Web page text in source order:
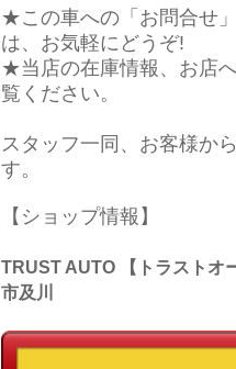
★この車への「お問合せ
は、お気軽にどうぞ!
★当店の在庫情報、お店
覧ください。
スタッフ一同、お客様か
す。
【ショップ情報】
TRUST AUTO 【トラスト
市及川